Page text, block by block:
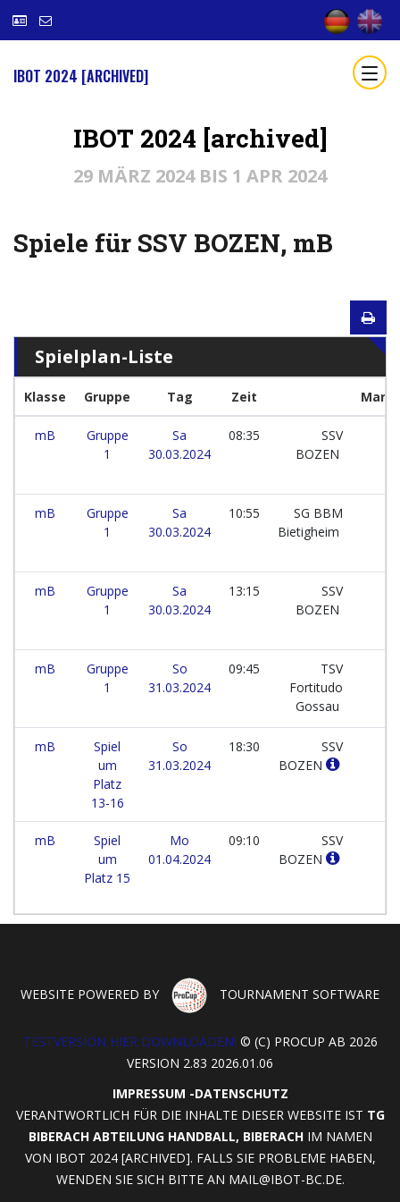
IBOT 2024 [ARCHIVED]
IBOT 2024 [archived]
29 MÄRZ 2024 BIS 1 APR 2024
Spiele für SSV BOZEN, mB
Spielplan-Liste
Klasse Gruppe Tag Zeit
mB
Gruppe
1
Sa
30.03.2024
08:35
SSV
BOZEN
mB
Gruppe
1
Sa
30.03.2024
10:55
SG BBM
Bietigheim
mB
Gruppe
1
Sa
30.03.2024
13:15
SSV
BOZEN
mB
Gruppe
1
So
31.03.2024
09:45
TSV
Fortitudo
Gossau
mB
Spiel
um
Platz
13-16
So
31.03.2024
18:30
SSV
BOZEN
mB
Spiel
um
Platz 15
Mo
01.04.2024
09:10
SSV
BOZEN
WEBSITE POWERED BY TOURNAMENT SOFTWARE
TESTVERSION HIER DOWNLOADEN! © (C) PROCUP AB 2026
VERSION 2.83 2026.01.06
IMPRESSUM -DATENSCHUTZ
VERANTWORTLICH FÜR DIE INHALTE DIESER WEBSITE IST TG
BIBERACH ABTEILUNG HANDBALL, BIBERACHIM NAMEN
VON IBOT 2024 [ARCHIVED]. FALLS SIE PROBLEME HABEN,
WENDEN SIE SICH BITTE AN MAIL@IBOT-BC.DE.